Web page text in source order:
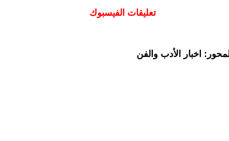
تعليقات الفيسبوك
اخبار الأدب والفن